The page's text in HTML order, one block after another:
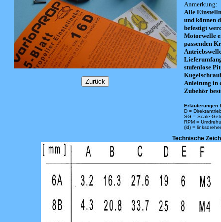
Anmerkung:
Alle
und können
befestigt
Motorwelle
passenden
stufenlose
Anleitung in
Zubehör
Erläuterungen
D =
SG = Scale-
RPM =
(ld) =
Technische